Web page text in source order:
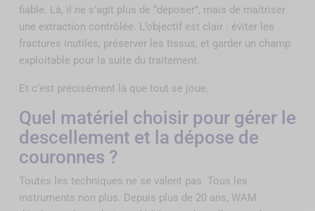
fiable. Là, il ne s’agit plus de “déposer”, mais de maîtriser
une extraction contrôlée. L’objectif est clair : éviter les
fractures inutiles, préserver les tissus, et garder un champ
exploitable pour la suite du traitement.
Et c’est précisément là que tout se joue.
Quel matériel choisir pour gérer le
descellement et la dépose de
couronnes ?
Toutes les techniques ne se valent pas. Tous les
instruments non plus. Depuis plus de 20 ans, WAM